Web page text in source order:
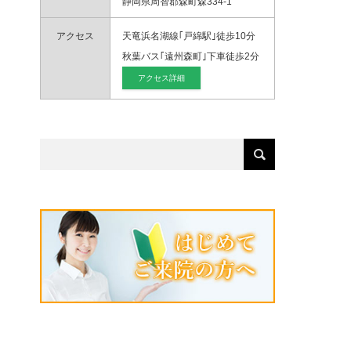
アクセス
天竜浜名湖線｢戸綿駅｣徒歩10分
秋葉バス｢遠州森町｣下車徒歩2分
アクセス詳細